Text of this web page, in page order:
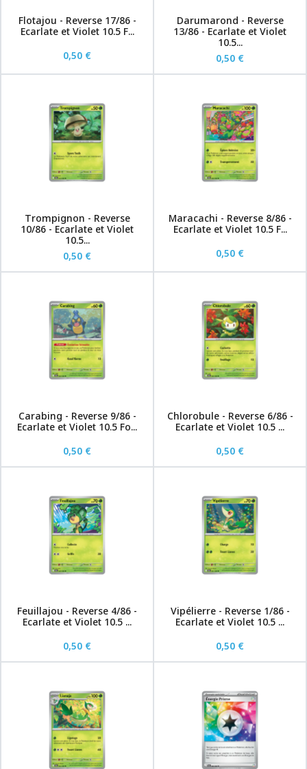
Flotajou - Reverse 17/86 -
Ecarlate et Violet 10.5 F...
0,50 €
Darumarond - Reverse
13/86 - Ecarlate et Violet
10.5...
0,50 €
Trompignon - Reverse
10/86 - Ecarlate et Violet
10.5...
0,50 €
Maracachi - Reverse 8/86 -
Ecarlate et Violet 10.5 F...
0,50 €
Carabing - Reverse 9/86 -
Ecarlate et Violet 10.5 Fo...
0,50 €
Chlorobule - Reverse 6/86 -
Ecarlate et Violet 10.5 ...
0,50 €
Feuillajou - Reverse 4/86 -
Ecarlate et Violet 10.5 ...
0,50 €
Vipélierre - Reverse 1/86 -
Ecarlate et Violet 10.5 ...
0,50 €